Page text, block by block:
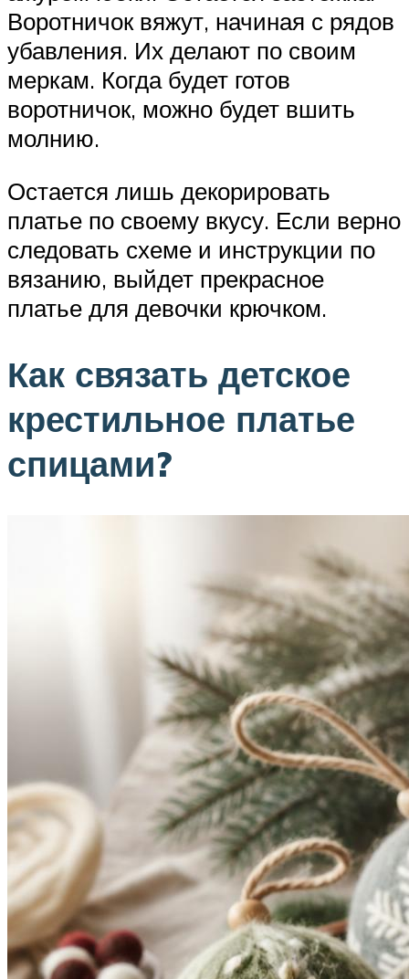
Воротничок вяжут, начиная с рядов
убавления. Их делают по своим
меркам. Когда будет готов
воротничок, можно будет вшить
молнию.
Остается лишь декорировать
платье по своему вкусу. Если верно
следовать схеме и инструкции по
вязанию, выйдет прекрасное
платье для девочки крючком.
Как связать детское
крестильное платье
спицами?